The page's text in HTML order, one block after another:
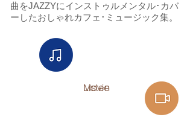
曲をJAZZYにインストゥルメンタル･カバ
ーしたおしゃれカフェ･ミュージック集。
Listen
Movie